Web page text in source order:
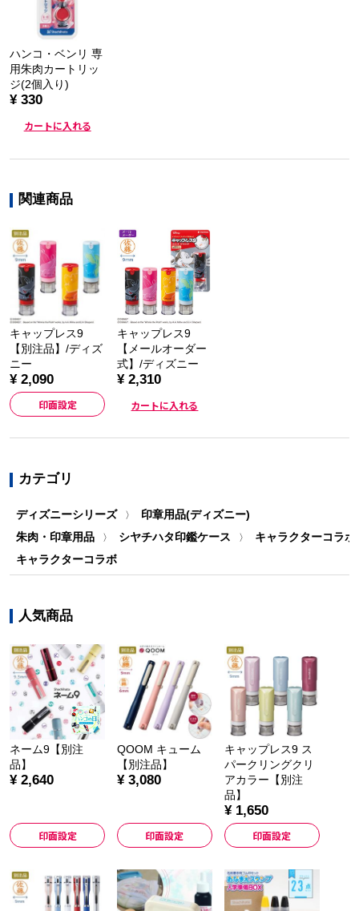
ハンコ・ベンリ 専
用朱肉カートリッ
ジ(2個入り)
¥ 330
カートに入れる
関連商品
キャップレス9
【別注品】/ディズ
ニー
¥ 2,090
印面設定
キャップレス9
【メールオーダー
式】/ディズニー
¥ 2,310
カートに入れる
カテゴリ
ディズニーシリーズ 〉
印章用品(ディズニー)
朱肉・印章用品
〉 シヤチハタ印鑑ケース 〉
キャラクターコラ
キャラクターコラボ
人気商品
ネーム9【別注
品】
¥ 2,640
印面設定
QOOM キューム
【別注品】
¥ 3,080
印面設定
キャップレス9 ス
パークリングクリ
アカラー【別注
品】
¥ 1,650
印面設定